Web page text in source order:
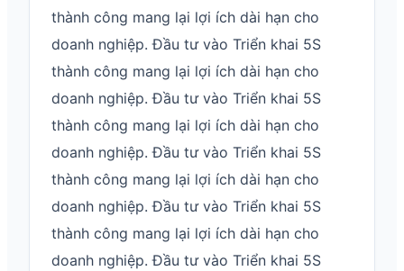
thành công mang lại lợi ích dài hạn cho
doanh nghiệp. Đầu tư vào Triển khai 5S
thành công mang lại lợi ích dài hạn cho
doanh nghiệp. Đầu tư vào Triển khai 5S
thành công mang lại lợi ích dài hạn cho
doanh nghiệp. Đầu tư vào Triển khai 5S
thành công mang lại lợi ích dài hạn cho
doanh nghiệp. Đầu tư vào Triển khai 5S
thành công mang lại lợi ích dài hạn cho
doanh nghiệp. Đầu tư vào Triển khai 5S